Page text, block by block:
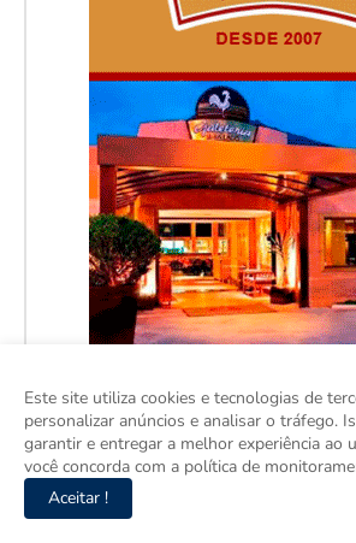
Este site utiliza cookies e tecnologias de
personalizar anúncios e analisar o tráfego.
garantir e entregar a melhor experiência ao
você concorda com a política de
Aceitar !